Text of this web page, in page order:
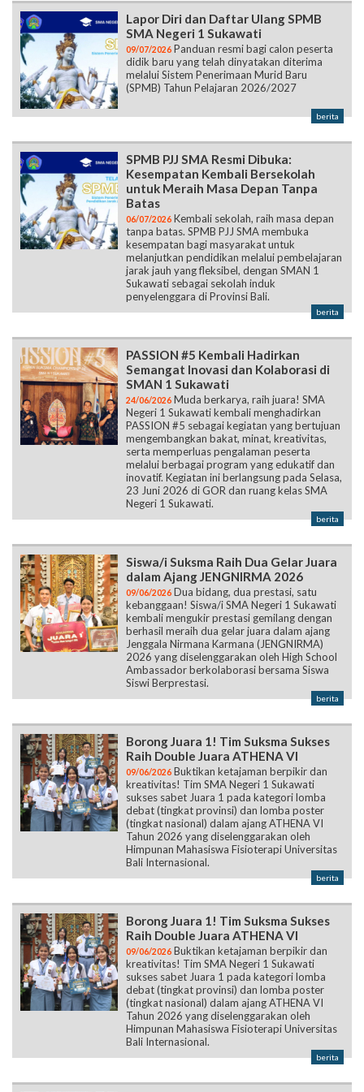
Lapor Diri dan Daftar Ulang SPMB
SMA Negeri 1 Sukawati
09/07/2026 Panduan resmi bagi calon peserta
didik baru yang telah dinyatakan diterima
melalui Sistem Penerimaan Murid Baru
(SPMB) Tahun Pelajaran 2026/2027
berita
SPMB PJJ SMA Resmi Dibuka:
Kesempatan Kembali Bersekolah
untuk Meraih Masa Depan Tanpa
Batas
06/07/2026 Kembali sekolah, raih masa depan
tanpa batas. SPMB PJJ SMA membuka
kesempatan bagi masyarakat untuk
melanjutkan pendidikan melalui pembelajaran
jarak jauh yang fleksibel, dengan SMAN 1
Sukawati sebagai sekolah induk
penyelenggara di Provinsi Bali.
berita
PASSION #5 Kembali Hadirkan
Semangat Inovasi dan Kolaborasi di
SMAN 1 Sukawati
24/06/2026 Muda berkarya, raih juara! SMA
Negeri 1 Sukawati kembali menghadirkan
PASSION #5 sebagai kegiatan yang bertujuan
mengembangkan bakat, minat, kreativitas,
serta memperluas pengalaman peserta
melalui berbagai program yang edukatif dan
inovatif. Kegiatan ini berlangsung pada Selasa,
23 Juni 2026 di GOR dan ruang kelas SMA
Negeri 1 Sukawati.
berita
Siswa/i Suksma Raih Dua Gelar Juara
dalam Ajang JENGNIRMA 2026
09/06/2026 Dua bidang, dua prestasi, satu
kebanggaan! Siswa/i SMA Negeri 1 Sukawati
kembali mengukir prestasi gemilang dengan
berhasil meraih dua gelar juara dalam ajang
Jenggala Nirmana Karmana (JENGNIRMA)
2026 yang diselenggarakan oleh High School
Ambassador berkolaborasi bersama Siswa
Siswi Berprestasi.
berita
Borong Juara 1! Tim Suksma Sukses
Raih Double Juara ATHENA VI
09/06/2026 Buktikan ketajaman berpikir dan
kreativitas! Tim SMA Negeri 1 Sukawati
sukses sabet Juara 1 pada kategori lomba
debat (tingkat provinsi) dan lomba poster
(tingkat nasional) dalam ajang ATHENA VI
Tahun 2026 yang diselenggarakan oleh
Himpunan Mahasiswa Fisioterapi Universitas
Bali Internasional.
berita
Borong Juara 1! Tim Suksma Sukses
Raih Double Juara ATHENA VI
09/06/2026 Buktikan ketajaman berpikir dan
kreativitas! Tim SMA Negeri 1 Sukawati
sukses sabet Juara 1 pada kategori lomba
debat (tingkat provinsi) dan lomba poster
(tingkat nasional) dalam ajang ATHENA VI
Tahun 2026 yang diselenggarakan oleh
Himpunan Mahasiswa Fisioterapi Universitas
Bali Internasional.
berita